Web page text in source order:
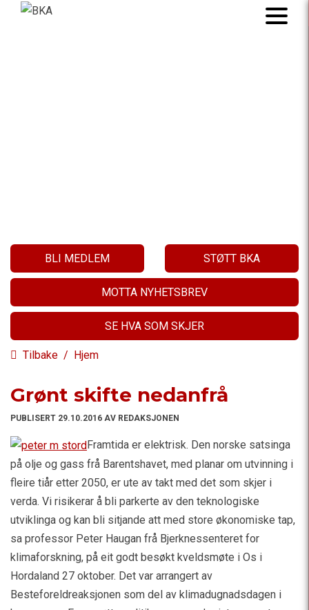
BLI MEDLEM STØTT BKA
MOTTA NYHETSBREV
SE HVA SOM SKJER
Tilbake / Hjem
Grønt skifte nedanfrå
PUBLISERT 29.10.2016 AV REDAKSJONEN
Framtida er elektrisk. Den norske satsinga
på olje og gass frå Barentshavet, med planar om utvinning i
fleire tiår etter 2050, er ute av takt med det som skjer i
verda. Vi risikerar å bli parkerte av den teknologiske
utviklinga og kan bli sitjande att med store økonomiske tap,
sa professor Peter Haugan frå Bjerknessenteret for
klimaforskning, på eit godt besøkt kveldsmøte i Os i
Hordaland 27 oktober. Det var arrangert av
Besteforeldreaksjonen som del av klimadugnadsdagen i